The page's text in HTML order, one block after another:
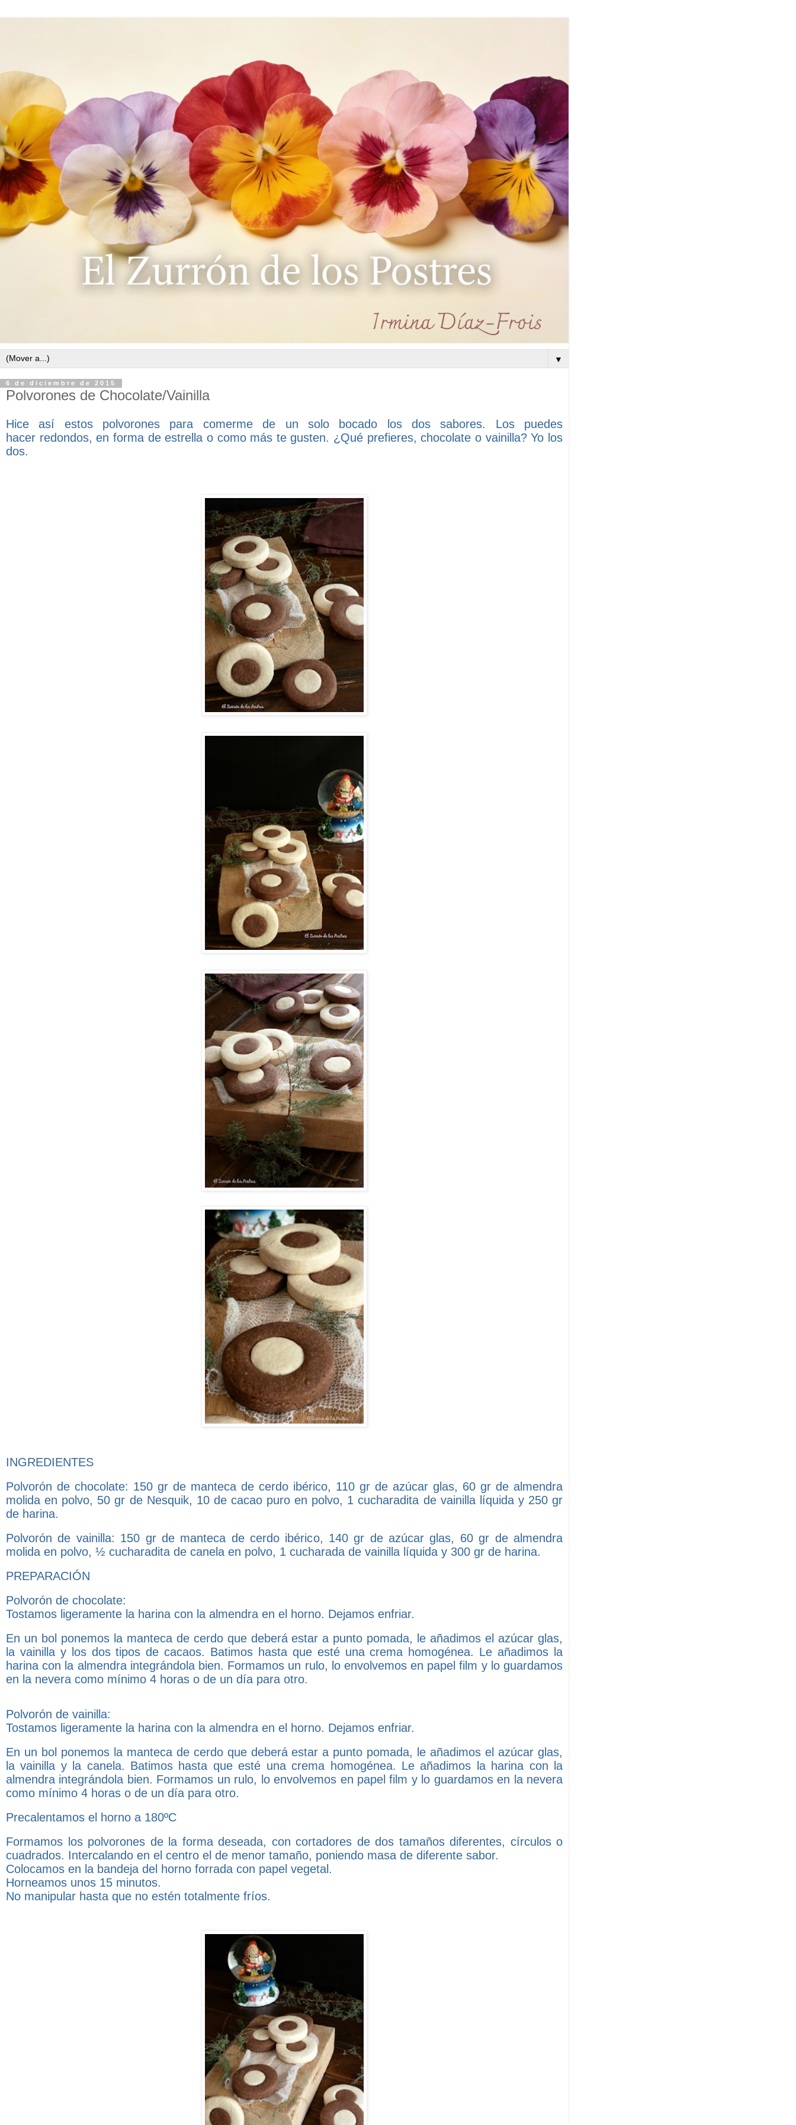
▼
6 de diciembre de 2015
Polvorones de Chocolate/Vainilla
Hice así estos polvorones para comerme de un solo bocado los dos sabores. Los puedes
hacer redondos, en forma de estrella o como más te gusten. ¿Qué prefieres, chocolate o vainilla? Yo los
dos.
INGREDIENTES
Polvorón de chocolate: 150 gr de manteca de cerdo ibérico, 110 gr de azúcar glas, 60 gr de almendra
molida en polvo, 50 gr de Nesquik, 10 de cacao puro en polvo, 1 cucharadita de vainilla líquida y 250 gr
de harina.
Polvorón de vainilla: 150 gr de manteca de cerdo ibérico, 140 gr de azúcar glas, 60 gr de almendra
molida en polvo, ½ cucharadita de canela en polvo, 1 cucharada de vainilla líquida y 300 gr de harina.
PREPARACIÓN
Polvorón de chocolate:
Tostamos ligeramente la harina con la almendra en el horno. Dejamos enfriar.
En un bol ponemos la manteca de cerdo que deberá estar a punto pomada, le añadimos el azúcar glas,
la vainilla y los dos tipos de cacaos. Batimos hasta que esté una crema homogénea. Le añadimos la
harina con la almendra integrándola bien. Formamos un rulo, lo envolvemos en papel film y lo guardamos
en la nevera como mínimo 4 horas o de un día para otro.
Polvorón de vainilla:
Tostamos ligeramente la harina con la almendra en el horno. Dejamos enfriar.
En un bol ponemos la manteca de cerdo que deberá estar a punto pomada, le añadimos el azúcar glas,
la vainilla y la canela. Batimos hasta que esté una crema homogénea. Le añadimos la harina con la
almendra integrándola bien. Formamos un rulo, lo envolvemos en papel film y lo guardamos en la nevera
como mínimo 4 horas o de un día para otro.
Precalentamos el horno a 180ºC
Formamos los polvorones de la forma deseada, con cortadores de dos tamaños diferentes, círculos o
cuadrados. Intercalando en el centro el de menor tamaño, poniendo masa de diferente sabor.
Colocamos en la bandeja del horno forrada con papel vegetal.
Horneamos unos 15 minutos.
No manipular hasta que no estén totalmente fríos.